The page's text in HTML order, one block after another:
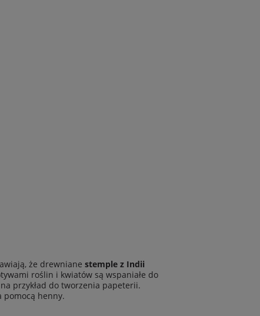
że drewniane stemple z Indii
roślin i kwiatów są wspaniałe do
przykład do tworzenia papeterii.
pomocą henny.